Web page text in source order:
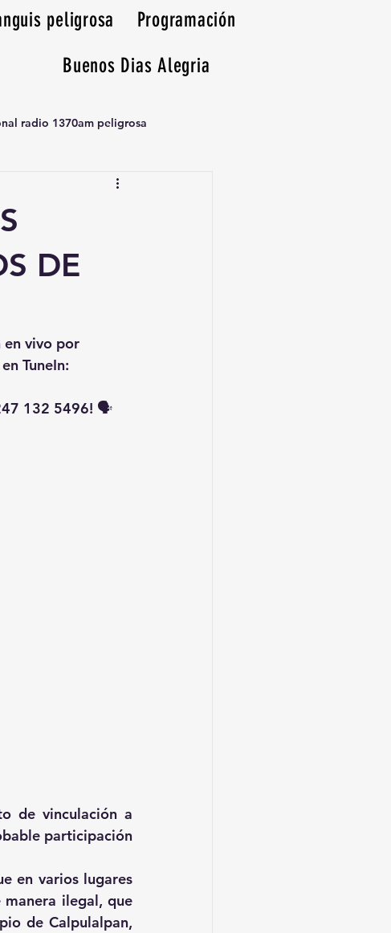
peligrosa
Programación
Buenos Dias Alegria
radio 1370am peligrosa
DE
en vivo por
TuneIn:
132 5496! 🗣️
de vinculación a
participación
en varios lugares
manera ilegal, que
de Calpulalpan,